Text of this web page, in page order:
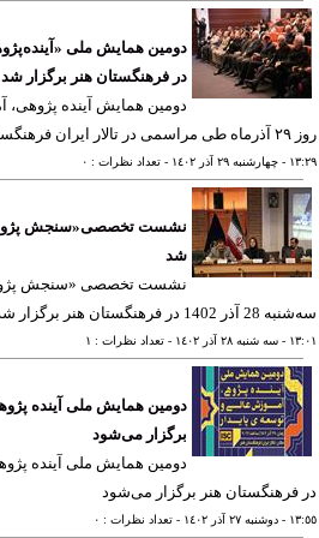
دومین همایش ملی
در فرهنگستان هنر برگزار شد
دومین همایش آینده پژوهی،
شد.
- چهارشنبه ٢٩ آذر ١٤٠٢ - تعداد نظرات : ٠
نشست تخصصی«سنجش پژوهش و
شد
نشست تخصصی «سنجش پژوهش
در فرهنگستان هنر برگزار شد.
- سه شنبه ٢٨ آذر ١٤٠٢ - تعداد نظرات : ١
دومین همایش ملی آینده
برگزار می‌شود
دومین همایش ملی آینده
فرهنگستان هنر برگزار می‌شود
- دوشنبه ٢٧ آذر ١٤٠٢ - تعداد نظرات : ٠